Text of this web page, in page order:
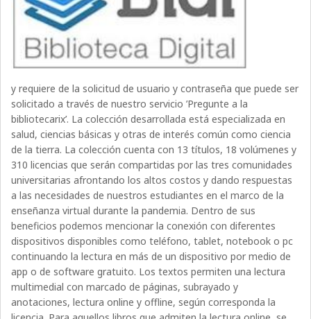
y requiere de la solicitud de usuario y contraseña que puede ser
solicitado a través de nuestro servicio ’Pregunte a la
bibliotecarix’. La colección desarrollada está especializada en
salud, ciencias básicas y otras de interés común como ciencia
de la tierra. La colección cuenta con 13 títulos, 18 volúmenes y
310 licencias que serán compartidas por las tres comunidades
universitarias afrontando los altos costos y dando respuestas
a las necesidades de nuestros estudiantes en el marco de la
enseñanza virtual durante la pandemia. Dentro de sus
beneficios podemos mencionar la conexión con diferentes
dispositivos disponibles como teléfono, tablet, notebook o pc
continuando la lectura en más de un dispositivo por medio de
app o de software gratuito. Los textos permiten una lectura
multimedial con marcado de páginas, subrayado y
anotaciones, lectura online y offline, según corresponda la